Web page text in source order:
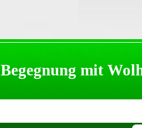
Begegnung mit